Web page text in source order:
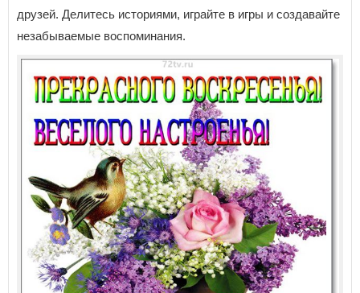
друзей. Делитесь историями, играйте в игры и создавайте
незабываемые воспоминания.